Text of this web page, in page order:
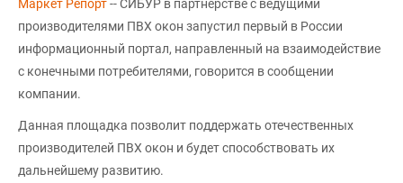
Маркет Репорт-- СИБУР в партнерстве с ведущими
производителями ПВХ окон запустил первый в России
информационный портал, направленный на взаимодействие
с конечными потребителями, говорится в сообщении
компании.
Данная площадка позволит поддержать отечественных
производителей ПВХ окон и будет способствовать их
дальнейшему развитию.